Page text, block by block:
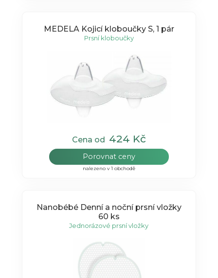
MEDELA Kojicí kloboučky S, 1 pár
Prsní kloboučky
Cena od 424 Kč
Porovnat ceny
nalezeno v 1 obchodě
Nanobébé Denní a noční prsní vložky
60 ks
Jednorázové prsní vložky